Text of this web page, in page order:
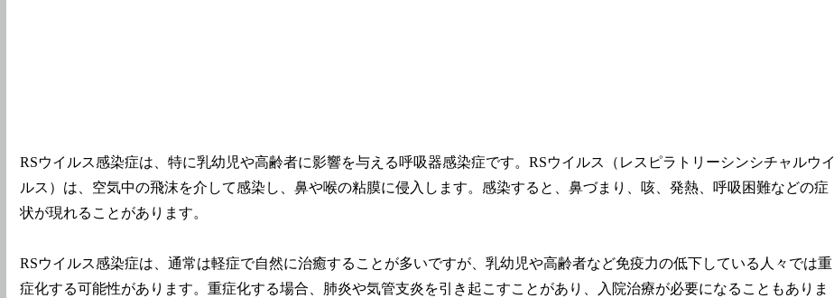
RSウイルス感染症は、特に乳幼児や高齢者に影響を与える呼吸器感染症です。RSウイルス（レスピラトリーシンシチャルウイ
ルス）は、空気中の飛沫を介して感染し、鼻や喉の粘膜に侵入します。感染すると、鼻づまり、咳、発熱、呼吸困難などの症
状が現れることがあります。
RSウイルス感染症は、通常は軽症で自然に治癒することが多いですが、乳幼児や高齢者など免疫力の低下している人々では重
症化する可能性があります。重症化する場合、肺炎や気管支炎を引き起こすことがあり、入院治療が必要になることもありま